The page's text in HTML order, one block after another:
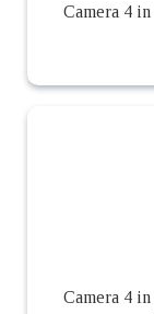
Camera 4
Camera 4